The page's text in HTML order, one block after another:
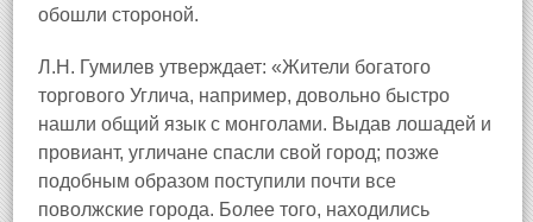
обошли стороной.
Л.Н. Гумилев утверждает: «Жители богатого
торгового Углича, например, довольно быстро
нашли общий язык с монголами. Выдав лошадей и
провиант, угличане спасли свой город; позже
подобным образом поступили почти все
поволжские города. Более того, находились